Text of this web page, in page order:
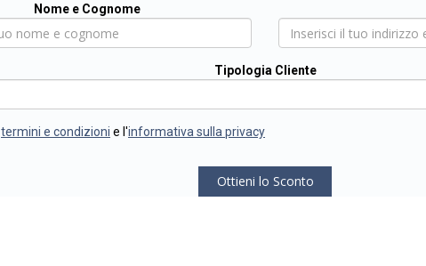
Nome e Cognome
Tipologia Cliente
termini e condizioni e l'informativa sulla privacy
Ottieni lo Sconto